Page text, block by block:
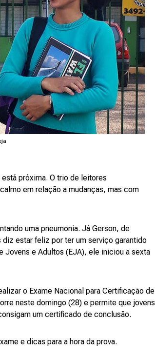
próxima. O trio de leitores
em relação a mudanças, mas com
uma pneumonia. Já Gerson, de
diz estar feliz por ter um serviço garantido
e Adultos (EJA), ele iniciou a sexta
o Exame Nacional para Certificação de
neste domingo (28) e permite que jovens
um certificado de conclusão.
e dicas para a hora da prova.